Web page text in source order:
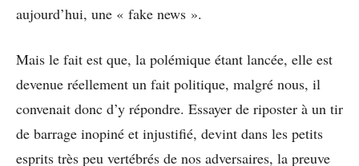
aujourd’hui, une « fake news ».
Mais le fait est que, la polémique étant lancée, elle est
devenue réellement un fait politique, malgré nous, il
convenait donc d’y répondre. Essayer de riposter à un tir
de barrage inopiné et injustifié, devint dans les petits
esprits très peu vertébrés de nos adversaires, la preuve